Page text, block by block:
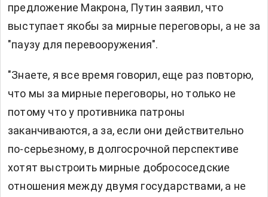
предложение Макрона, Путин заявил, что
выступает якобы за мирные переговоры, а не за
"паузу для перевооружения".
"Знаете, я все время говорил, еще раз повторю,
что мы за мирные переговоры, но только не
потому что у противника патроны
заканчиваются, а за, если они действительно
по-серьезному, в долгосрочной перспективе
хотят выстроить мирные добрососедские
отношения между двумя государствами, а не